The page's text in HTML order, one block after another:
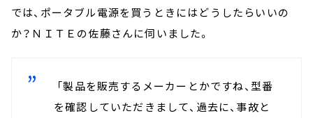
では、ポータブル電源を買うときにはどうしたらいいの
か？ＮＩＴＥの佐藤さんに伺いました。
「製品を販売するメーカーとかですね、型番
を確認していただきまして、過去に、事故と